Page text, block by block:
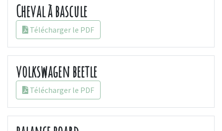
Cheval à bascule
Télécharger le PDF
volkswagen beetle
Télécharger le PDF